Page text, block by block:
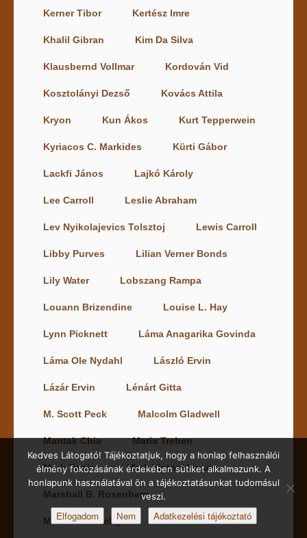
Kerner Tibor Kertész Imre
Khalil Gibran Kim Da Silva
Klausbernd Vollmar Kordován Vid
Kosztolányi Dezső Kovács Attila
Kryon Kun Ákos Kurt Tepperwein
Kyriacos C. Markides Kürti Gábor
Lackfi János Lajkó Károly
Lee Carroll Leslie Abraham
Lev Nyikolajevics Tolsztoj Lewis Carroll
Libby Purves Lilian Verner Bonds
Lily Water Lobszang Rampa
Louann Brizendine Louise L. Hay
Lynn Picknett Láma Anagarika Govinda
Láma Ole Nydahl László Ervin
Lázár Ervin Lénárt Gitta
M. Scott Peck Malcolm Gladwell
Mantak Chia Maria Treben
Mark Twain Mark Victor Hansen
Marshall B. Rosenberg
Martin E. P. Seligman Martin Schuster
Kedves Látogató! Tájékoztatjuk, hogy a honlap felhasználói
élmény fokozásának érdekében sütiket alkalmazunk. A
honlapunk használatával ön a tájékoztatásunkat tudomásul
veszi.
Elfogadom Nem Adatkezelési tájékoztató